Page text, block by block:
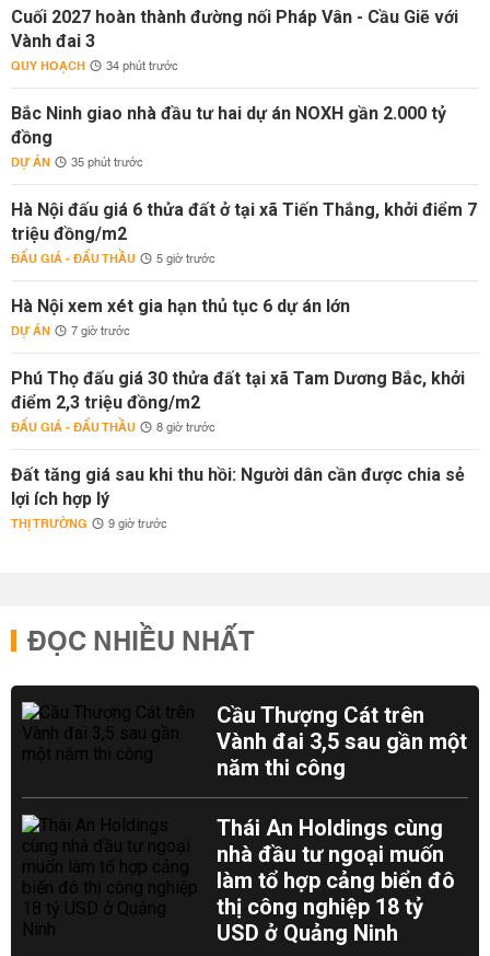
Cuối 2027 hoàn thành đường nối Pháp Vân - Cầu Giẽ với
Vành đai 3
QUY HOẠCH 34 phút trước
Bắc Ninh giao nhà đầu tư hai dự án NOXH gần 2.000 tỷ
đồng
DỰ ÁN 35 phút trước
Hà Nội đấu giá 6 thửa đất ở tại xã Tiến Thắng, khởi điểm 7
triệu đồng/m2
ĐẤU GIÁ - ĐẤU THẦU 5 giờ trước
Hà Nội xem xét gia hạn thủ tục 6 dự án lớn
DỰ ÁN 7 giờ trước
Phú Thọ đấu giá 30 thửa đất tại xã Tam Dương Bắc, khởi
điểm 2,3 triệu đồng/m2
ĐẤU GIÁ - ĐẤU THẦU 8 giờ trước
Đất tăng giá sau khi thu hồi: Người dân cần được chia sẻ
lợi ích hợp lý
THỊ TRƯỜNG 9 giờ trước
ĐỌC NHIỀU NHẤT
Cầu Thượng Cát trên
Vành đai 3,5 sau gần một
năm thi công
Thái An Holdings cùng
nhà đầu tư ngoại muốn
làm tổ hợp cảng biển đô
thị công nghiệp 18 tỷ
USD ở Quảng Ninh